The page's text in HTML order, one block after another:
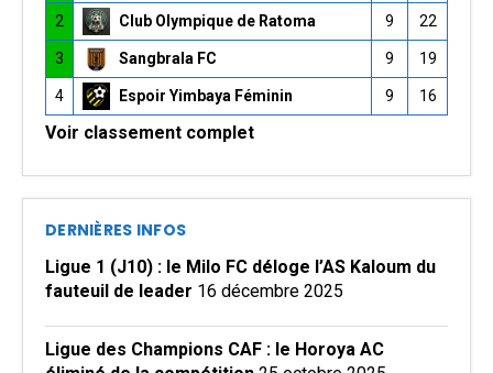
2 Club Olympique de Ratoma 9 22
3 Sangbrala FC 9 19
4 Espoir Yimbaya Féminin 9 16
Voir classement complet
DERNIÈRES INFOS
Ligue 1 (J10) : le Milo FC déloge l’AS Kaloum du
fauteuil de leader 16 décembre 2025
Ligue des Champions CAF : le Horoya AC